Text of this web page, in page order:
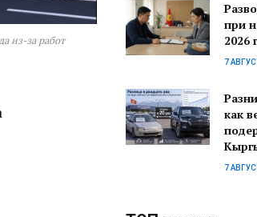
из-за работ
при
2026
7
как
7